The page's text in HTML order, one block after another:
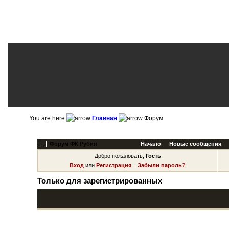
You are here Главная Форум
Форум ФК Рубин Начало
Новые сообщения
Добро пожаловать, Гость
Вход или Регистрация Забыли пароль?
Только для зарегистрированных